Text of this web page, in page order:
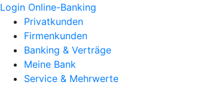
Login Online-Banking
Privatkunden
Firmenkunden
Banking & Verträge
Meine Bank
Service & Mehrwerte